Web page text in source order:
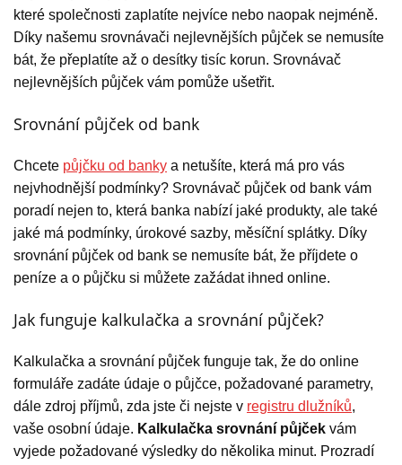
které společnosti zaplatíte nejvíce nebo naopak nejméně.
Díky našemu srovnávači nejlevnějších půjček se nemusíte
bát, že přeplatíte až o desítky tisíc korun. Srovnávač
nejlevnějších půjček vám pomůže ušetřit.
Srovnání půjček od bank
Chcete půjčku od banky a netušíte, která má pro vás
nejvhodnější podmínky? Srovnávač půjček od bank vám
poradí nejen to, která banka nabízí jaké produkty, ale také
jaké má podmínky, úrokové sazby, měsíční splátky. Díky
srovnání půjček od bank se nemusíte bát, že příjdete o
peníze a o půjčku si můžete zažádat ihned online.
Jak funguje kalkulačka a srovnání půjček?
Kalkulačka a srovnání půjček funguje tak, že do online
formuláře zadáte údaje o půjčce, požadované parametry,
dále zdroj příjmů, zda jste či nejste v registru dlužníků,
vaše osobní údaje. Kalkulačka srovnání půjček vám
vyjede požadované výsledky do několika minut. Prozradí